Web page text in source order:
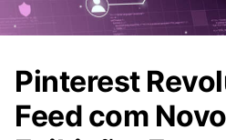
Pinterest
Feed com